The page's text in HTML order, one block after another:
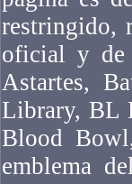
restringido,
oficial y de
Astartes,
Library, BL
Blood
emblema